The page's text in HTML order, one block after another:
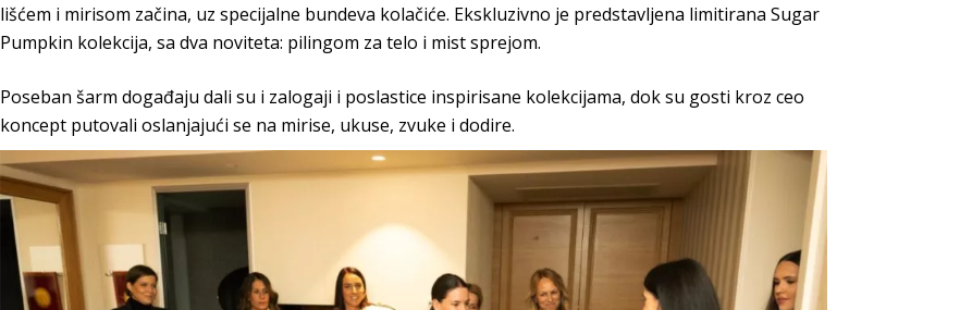
lišćem i mirisom začina, uz specijalne bundeva kolačiće. Ekskluzivno je predstavljena limitirana Sugar
Pumpkin kolekcija, sa dva noviteta: pilingom za telo i mist sprejom.
Poseban šarm događaju dali su i zalogaji i poslastice inspirisane kolekcijama, dok su gosti kroz ceo
koncept putovali oslanjajući se na mirise, ukuse, zvuke i dodire.